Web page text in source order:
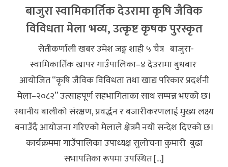
बाजुरा स्वामिकार्तिक देउरामा कृषि जैविक
विविधता मेला भव्य, उत्कृष्ट कृषक पुरस्कृत
सेतीकर्णाली खबर उमेश जङ्ग शाही ५ चैत्र बाजुरा-
स्वामिकार्तिक खापर गाउँपालिका–४ देउरामा बुधबार
आयोजित “कृषि जैविक विविधता तथा खाद्य परिकार प्रदर्शनी
मेला–२०८२” उत्साहपूर्ण सहभागिताका साथ सम्पन्न भएको छ।
स्थानीय बालीको संरक्षण, प्रवर्द्धन र बजारीकरणलाई मुख्य लक्ष्य
बनाउँदै आयोजना गरिएको मेलाले क्षेत्रमै नयाँ सन्देश दिएको छ।
कार्यक्रममा गाउँपालिका उपाध्यक्ष सुलोचना कुमारी बुढा
सभापतिका रूपमा उपस्थित […]